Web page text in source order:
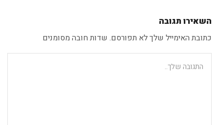
השאירו תגובה
כתובת האימייל שלך לא תפורסם. שדות חובה מסומנים